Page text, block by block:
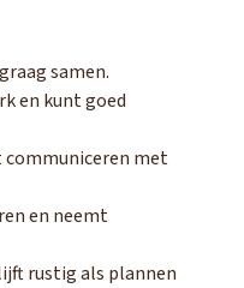
samen.
en kunt goed
communiceren met
en neemt
rustig als plannen